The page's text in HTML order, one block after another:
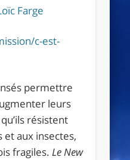
Farge
c-est-
permettre
leurs
résistent
et aux insectes,
fragiles.Le New